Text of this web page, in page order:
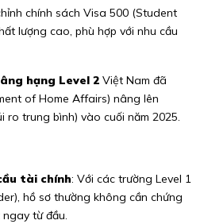
chính sách Visa 500 (Student
lượng cao, phù hợp với nhu cầu
hạng Level 2 Việt Nam đã
of Home Affairs) nâng lên
ro trung bình) vào cuối năm 2025.
tài chính: Với các trường Level 1
hồ sơ thường không cần chứng
từ đầu.